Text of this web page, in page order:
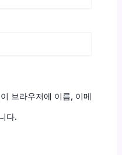
브라우저에 이름, 이메
다.